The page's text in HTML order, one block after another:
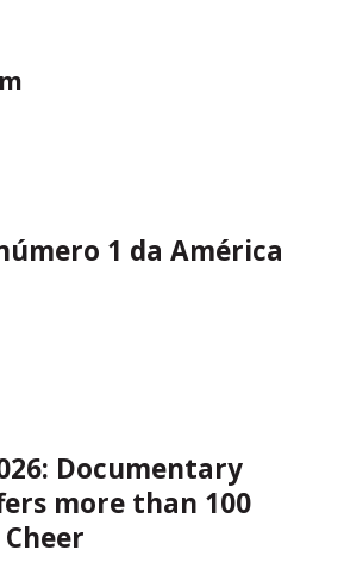
1 da América
Documentary
more than 100